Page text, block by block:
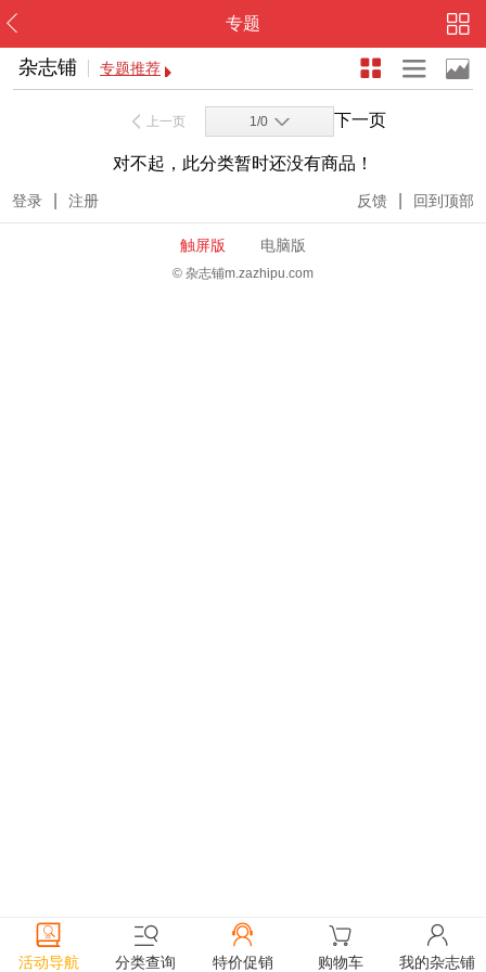
专题
杂志铺 专题推荐
上一页 1/0 下一页
对不起，此分类暂时还没有商品！
登录 注册 反馈 回到顶部
触屏版 电脑版
© 杂志铺m.zazhipu.com
活动导航 分类查询 特价促销 购物车 我的杂志铺